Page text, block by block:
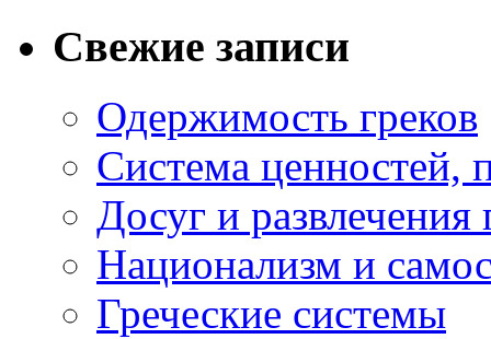
Свежие записи
Одержимость греков
Система ценностей,
Досуг и развлечения
Национализм и
Греческие системы